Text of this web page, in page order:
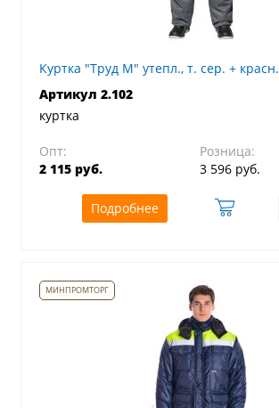
Куртка "Труд М" утепл., т. сер. + красн.
Артикул 2.102
куртка
Опт:
2 115 руб.
Розница:
3 596 руб.
Подробнее